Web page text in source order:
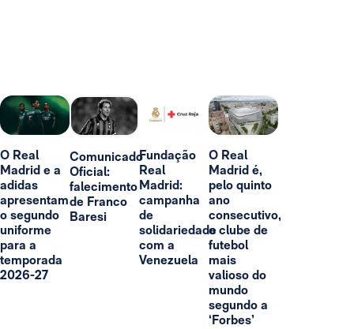
O Real
Madrid e a
adidas
apresentam
o segundo
uniforme
para a
temporada
2026-27
Comunicado
Oficial:
falecimento
de Franco
Baresi
Fundação
Real
Madrid:
campanha
de
solidariedade
com a
Venezuela
O Real
Madrid é,
pelo quinto
ano
consecutivo,
o clube de
futebol
mais
valioso do
mundo
segundo a
‘Forbes’